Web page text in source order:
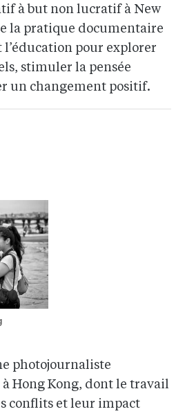
à but non lucratif à New
la pratique documentaire
pour explorer
stimuler la pensée
un changement positif.
photojournaliste
Hong Kong, dont le travail
conflits et leur impact